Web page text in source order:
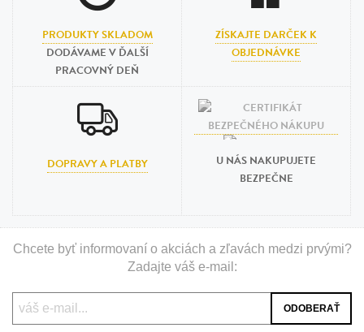
PRODUKTY SKLADOM
DODÁVAME V ĎALŠÍ
PRACOVNÝ DEŇ
ZÍSKAJTE DARČEK K
OBJEDNÁVKE
DOPRAVY A PLATBY
U NÁS NAKUPUJETE
BEZPEČNE
Chcete byť informovaní o akciách a zľavách medzi prvými?
Zadajte váš e-mail: